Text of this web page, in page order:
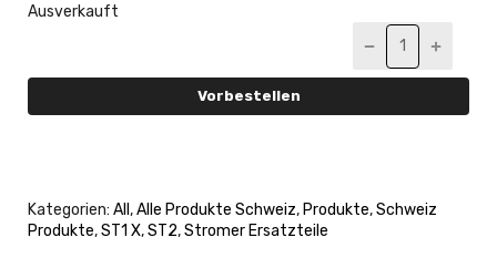
Ausverkauft
Vorbestellen
Kategorien: All ,Alle Produkte Schweiz, Produkte,Schweiz
Produkte,ST1 X,ST2,Stromer Ersatzteile